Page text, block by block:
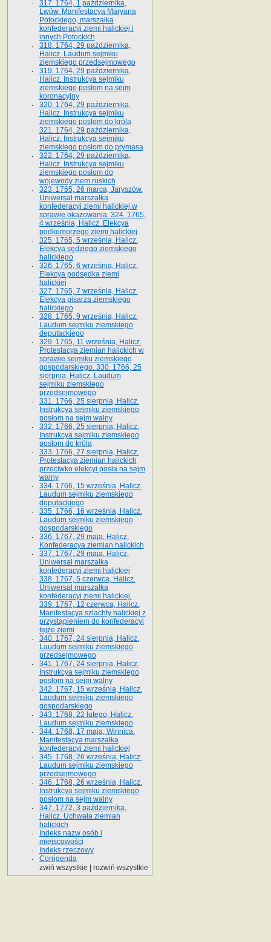
317. 1764, 1 października,
Lwów. Manifestacya Maryana
Potockiego, marszałka
konfederacyi ziemi halickiej i
innych Potockich
318. 1764, 29 października,
Halicz. Laudum sejmiku
ziemskiego przedsejmowego
319. 1764, 29 października,
Halicz. Instrukcya sejmiku
ziemskiego posłom na sejm
koronacyjny
320. 1764, 29 października,
Halicz. Instrukcya sejmiku
ziemskiego posłom do króla
321. 1764, 29 października,
Halicz. Instrukcya sejmiku
ziemskiego posłom do prymasa
322. 1764, 29 października,
Halicz. Instrukcya sejmiku
ziemskiego posłom do
wojewody ziem ruskich
323. 1765, 26 marca, Jaryszów.
Uniwersał marszałka
konfederacyi ziemi halickiej w
sprawie okazowania. 324. 1765,
4 września, Halicz. Elekcya
podkomorzego ziemi halickiej
325. 1765, 5 września, Halicz.
Elekcya sędziego ziemskiego
halickiego
326. 1765, 6 września, Halicz.
Elekcya podsędka ziemi
halickiej
327. 1765, 7 września, Halicz.
Elekcya pisarza ziemskiego
halickiego
328. 1765, 9 września, Halicz.
Laudum sejmiku ziemskiego
deputackiego
329. 1765, 11 września, Halicz.
Protestacya ziemian halickich w
sprawie sejmiku ziemskiego
gospodarskiego. 330. 1766, 25
sierpnia, Halicz. Laudum
sejmiku ziemskiego
przedsejmowego
331. 1766, 25 sierpnia, Halicz.
Instrukcya sejmiku ziemskiego
posłom na sejm walny
332. 1766, 25 sierpnia, Halicz.
Instrukcya sejmiku ziemskiego
posłom do króla
333. 1766, 27 sierpnia, Halicz.
Protestacya ziemian halickich
przeciwko elekcyi posła na sejm
walny
334. 1766, 15 września, Halicz.
Laudum sejmiku ziemskiego
deputackiego
335. 1766, 16 września, Halicz.
Laudum sejmiku ziemskiego
gospodarskiego
336. 1767, 29 maja, Halicz.
Konfederacya ziemian halickich
337. 1767, 29 maja, Halicz.
Uniwersał marszałka
konfederacyi ziemi halickiej
338. 1767, 5 czerwca, Halicz.
Uniwersał marszałka
konfederacyi ziemi halickiej.
339. 1767, 12 czerwca, Halicz.
Manifestacya szlachty halickiej z
przystąpieniem do konfederacyi
tejże ziemi
340. 1767, 24 sierpnia, Halicz.
Laudum sejmiku ziemskiego
przedsejmowego
341. 1767, 24 sierpnia, Halicz.
Instrukcya sejmiku ziemskiego
posłom na sejm walny
342. 1767, 15 września, Halicz.
Laudum sejmiku ziemskiego
gospodarskiego
343. 1768, 22 lutego, Halicz.
Laudum sejmiku ziemskiego
344. 1768, 17 maja, Winnica.
Manifestacya marszałka
konfederacyi ziemi halickiej
345. 1768, 26 września, Halicz.
Laudum sejmiku ziemskiego
przedsejmowego
346. 1768, 26 września, Halicz.
Instrukcya sejmiku ziemskiego
posłom na sejm walny
347. 1772, 3 października,
Halicz. Uchwała ziemian
halickich
Indeks nazw osób i
miejscowości
Indeks rzeczowy
Corrigenda
zwiń wszystkie
rozwiń wszystkie